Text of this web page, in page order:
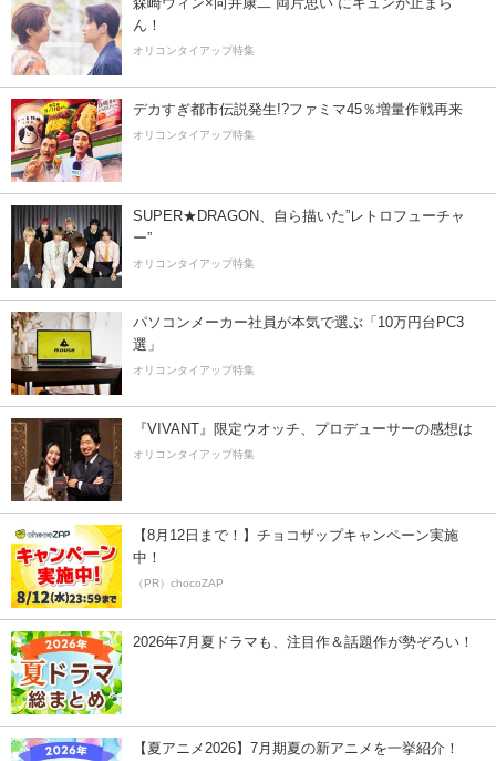
ん！
オリコンタイアップ特集
デカすぎ都市伝説発生!?ファミマ45％増量作戦再来
オリコンタイアップ特集
SUPER★DRAGON、自ら描いた”レトロフューチャ
ー”
オリコンタイアップ特集
パソコンメーカー社員が本気で選ぶ「10万円台PC3
選」
オリコンタイアップ特集
『VIVANT』限定ウオッチ、プロデューサーの感想は
オリコンタイアップ特集
【8月12日まで！】チョコザップキャンペーン実施
中！
（PR）chocoZAP
2026年7月夏ドラマも、注目作＆話題作が勢ぞろい！
【夏アニメ2026】7月期夏の新アニメを一挙紹介！